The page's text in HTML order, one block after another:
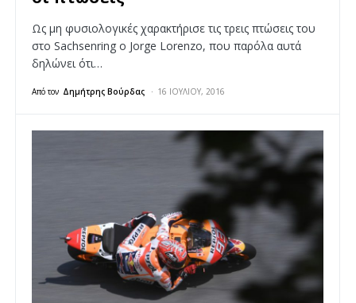
Ως μη φυσιολογικές χαρακτήρισε τις τρεις πτώσεις του
στο Sachsenring ο Jorge Lorenzo, που παρόλα αυτά
δηλώνει ότι…
Από τον Δημήτρης Βούρδας 16 ΙΟΥΛΊΟΥ, 2016